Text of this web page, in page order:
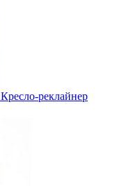
Кресло-реклайнер